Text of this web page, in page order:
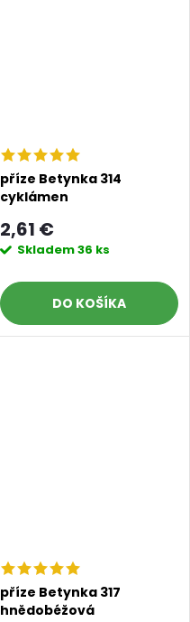
příze Betynka 314
cyklámen
2,61 €
Skladem36 ks
DO KOŠÍKA
příze Betynka 317
hnědobéžová